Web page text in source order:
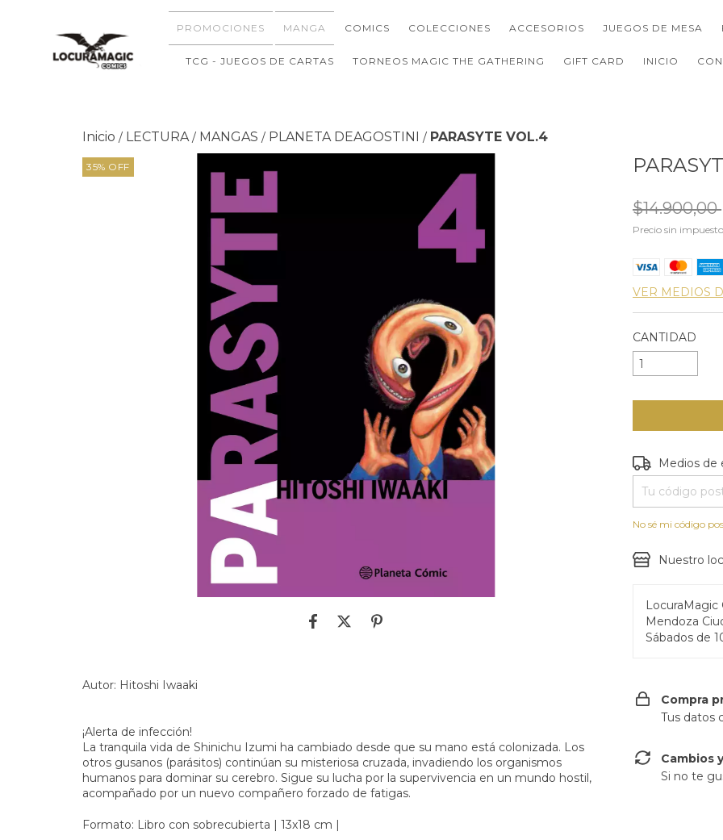
PROMOCIONES MANGA COMICS COLECCIONES ACCESORIOS JUEGOS DE MESA
TCG - JUEGOS DE CARTAS TORNEOS MAGIC THE GATHERING GIFT CARD INICIO
Inicio / LECTURA / MANGAS / PLANETA DEAGOSTINI / PARASYTE VOL.4
35% OFF
Autor: Hitoshi Iwaaki
¡Alerta de infección!
La tranquila vida de Shinichu Izumi ha cambiado desde que su mano está colonizada. Los
otros gusanos (parásitos) continúan su misteriosa cruzada, invadiendo los organismos
humanos para dominar su cerebro. Sigue su lucha por la supervivencia en un mundo hostil,
acompañado por un nuevo compañero forzado de fatigas.
Formato: Libro con sobrecubierta | 13x18 cm |
$14.900,00
Precio sin
VER MEDIOS
CANTIDAD
Entregas para
Medios de
No sé mi código
Nuestro
LocuraMagic
Mendoza
Sábados de
Compra
Tus datos
Cambios
Si no te